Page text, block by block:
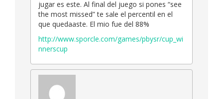
jugar es este. Al final del juego si pones “see
the most missed” te sale el percentil en el
que quedaaste. El mio fue del 88%
http://www.sporcle.com/games/pbysr/cup_wi
nnerscup